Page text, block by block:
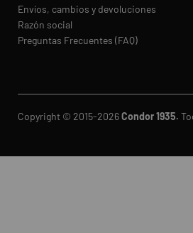
Envíos, cambios y devoluciones
Razón social
Preguntas Frecuentes (FAQ)
Copyright © 2015-2026Condor 1935.